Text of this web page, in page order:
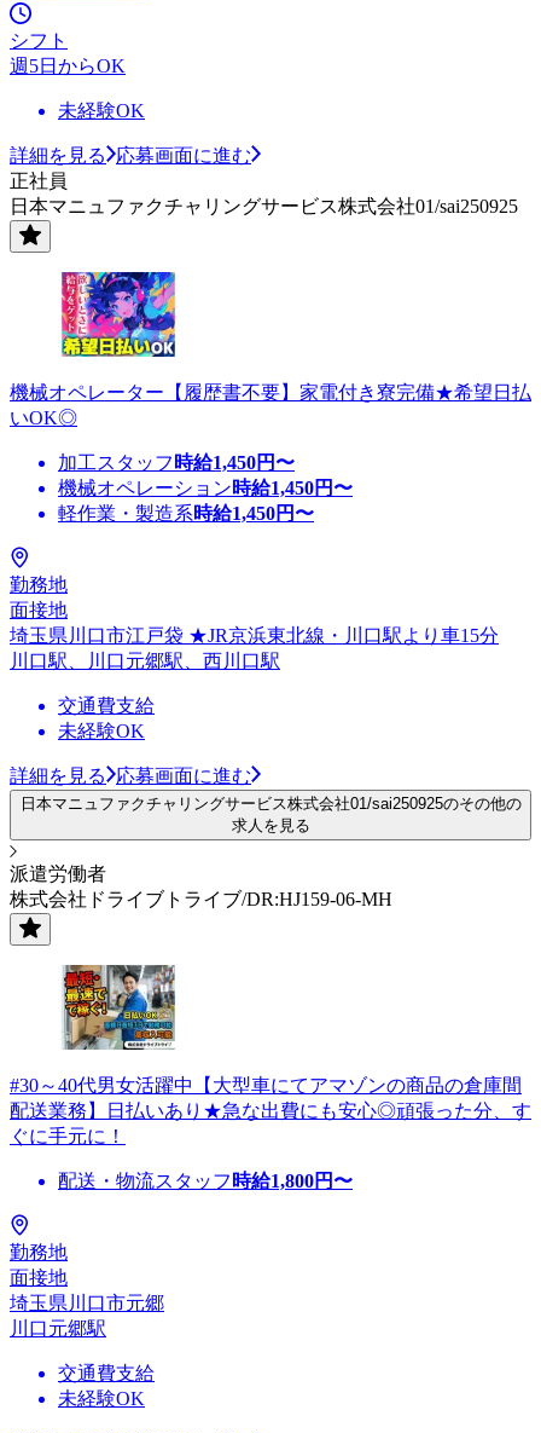
シフト
週5日からOK
未経験OK
詳細を見る
応募画面に進む
正社員
日本マニュファクチャリングサービス株式会社01/sai250925
機械オペレーター【履歴書不要】家電付き寮完備★希望日払
いOK◎
加工スタッフ 時給1,450円〜
機械オペレーション時給1,450円〜
軽作業・製造系時給1,450円〜
勤務地
面接地
埼玉県川口市江戸袋 ★JR京浜東北線・川口駅より車15分
川口駅、川口元郷駅、西川口駅
交通費支給
未経験OK
詳細を見る 応募画面に進む
日本マニュファクチャリングサービス株式会社01/sai250925のその他の
求人を見る
派遣労働者
株式会社ドライブトライブ/DR:HJ159-06-MH
#30～40代男女活躍中【大型車にてアマゾンの商品の倉庫間
配送業務】日払いあり★急な出費にも安心◎頑張った分、す
ぐに手元に！
配送・物流スタッフ 時給1,800円〜
勤務地
面接地
埼玉県川口市元郷
川口元郷駅
交通費支給
未経験OK